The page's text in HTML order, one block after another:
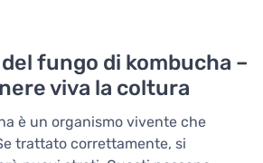
fungo di kombucha –
viva la coltura
è un organismo vivente che
trattato correttamente, si